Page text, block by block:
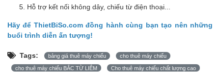
Hỗ trợ kết nối không dây, chiếu từ điện thoại...
Hãy để ThietBiSo.com đồng hành cùng bạn tạo nên những
buổi trình diễn ấn tượng!
Tags: bảng giá thuê máy chiếu cho thuê máy chiếu
cho thuê máy chiếu BẮC TỪ LIÊM Cho thuê máy chiếu chất lượng cao